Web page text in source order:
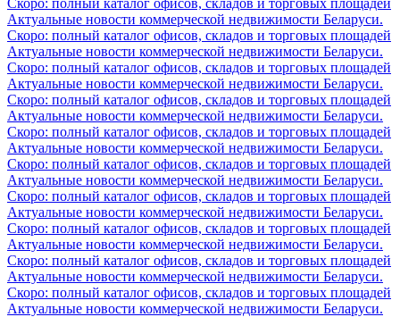
Актуальные новости коммерческой недвижимости Беларуси.
Скоро: полный каталог офисов, складов и торговых площадей
Актуальные новости коммерческой недвижимости Беларуси.
Скоро: полный каталог офисов, складов и торговых площадей
Актуальные новости коммерческой недвижимости Беларуси.
Скоро: полный каталог офисов, складов и торговых площадей
Актуальные новости коммерческой недвижимости Беларуси.
Скоро: полный каталог офисов, складов и торговых площадей
Актуальные новости коммерческой недвижимости Беларуси.
Скоро: полный каталог офисов, складов и торговых площадей
Актуальные новости коммерческой недвижимости Беларуси.
Скоро: полный каталог офисов, складов и торговых площадей
Актуальные новости коммерческой недвижимости Беларуси.
Скоро: полный каталог офисов, складов и торговых площадей
Актуальные новости коммерческой недвижимости Беларуси.
Скоро: полный каталог офисов, складов и торговых площадей
Актуальные новости коммерческой недвижимости Беларуси.
Скоро: полный каталог офисов, складов и торговых площадей
Актуальные новости коммерческой недвижимости Беларуси.